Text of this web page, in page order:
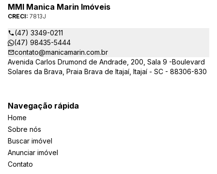
entende e valoriza seu investimento.
MMI Manica Marin Imóveis
CRECI: 7813J
(47) 3349-0211
(47) 98435-5444
contato@manicamarin.com.br
Avenida Carlos Drumond de Andrade, 200, Sala 9 -Boulevard
Solares da Brava, Praia Brava de Itajaí, Itajaí - SC - 88306-830
Navegação rápida
Home
Sobre nós
Buscar imóvel
Anunciar imóvel
Contato